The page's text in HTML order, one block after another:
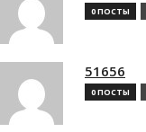
0 ПОСТЫ
51656
0 ПОСТЫ